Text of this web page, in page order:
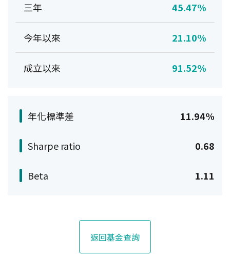
三年 45.47%
今年以來 21.10%
成立以來 91.52%
年化標準差 11.94%
Sharpe ratio 0.68
Beta 1.11
返回基金查詢